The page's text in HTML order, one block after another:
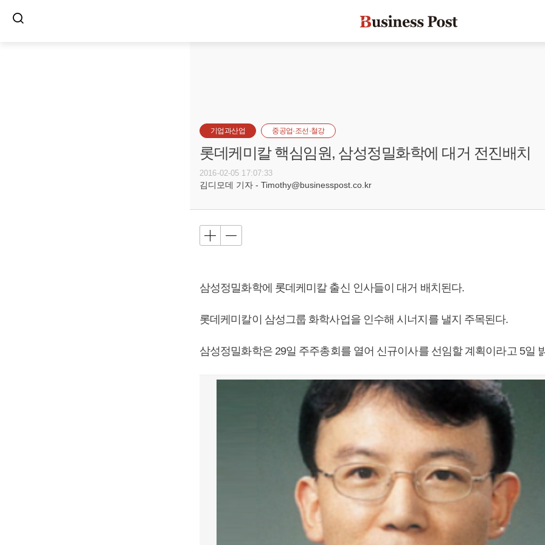
기업과산업 중공업·조선·철강
롯데케미칼 핵심임원, 삼성정밀화학에 대거 전진배치
2016-02-05 17:07:33
김디모데 기자 - Timothy@businesspost.co.kr
삼성정밀화학에 롯데케미칼 출신 인사들이 대거 배치된다.
롯데케미칼이 삼성그룹 화학사업을 인수해 시너지를 낼지 주목된다.
삼성정밀화학은 29일 주주총회를 열어 신규이사를 선임할 계획이라고 5일